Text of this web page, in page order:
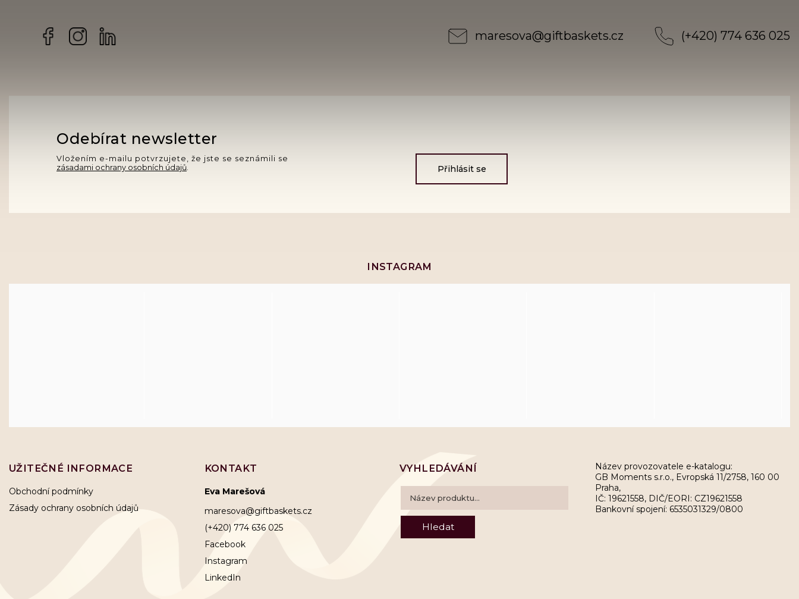
FacebookInstagram maresova@giftbaskets.cz (+420) 774 636 025
Odebírat newsletter
Vložením e-mailu potvrzujete, že jste se seznámili se
zásadami ochrany osobních údajů. Přihlásit se
UŽITEČNÉ INFORMACE
Obchodní podmínky
Zásady ochrany osobních údajů
KONTAKT
Eva Marešová
maresova@giftbaskets.cz
(+420) 774 636 025
Facebook
Instagram
VYHLEDÁVÁNÍ
Hledat
Název provozovatele e-katalogu:
GB Moments s.r.o., Evropská 11/2758, 160 00
Praha,
IČ: 19621558, DIČ/EORI: CZ19621558
Bankovní spojení: 6535031329/0800
INSTAGRAM